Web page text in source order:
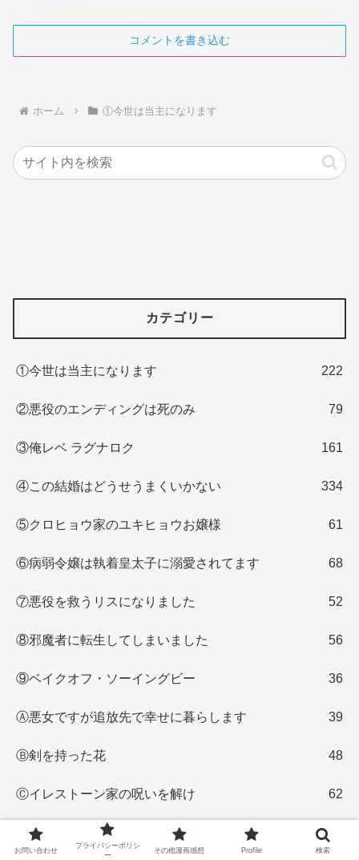
コメントを書き込む
ホーム ①今世は当主になります
カテゴリー
①今世は当主になります 222
②悪役のエンディングは死のみ 79
③俺レベ ラグナロク 161
④この結婚はどうせうまくいかない 334
⑤クロヒョウ家のユキヒョウお嬢様 61
⑥病弱令嬢は執着皇太子に溺愛されてます 68
⑦悪役を救うリスになりました 52
⑧邪魔者に転生してしまいました 56
⑨ベイクオフ・ソーイングビー 36
Ⓐ悪女ですが追放先で幸せに暮らします 39
Ⓑ剣を持った花 48
Ⓒイレストーン家の呪いを解け 62
Ⓓ転生した英雄はアカデミーの優等生
お問い合わせ
プライバシーポリシ
ー
その他漫画感想 Profile 検索